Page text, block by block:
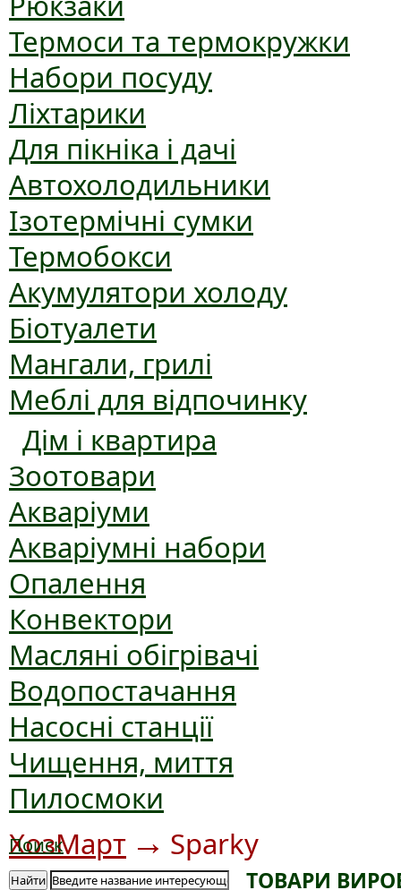
Термоси та термокружки
Набори посуду
Ліхтарики
Для пікніка і дачі
Автохолодильники
Ізотермічні сумки
Термобокси
Акумулятори холоду
Біотуалети
Мангали, грилі
Меблі для відпочинку
Дім і квартира
Зоотовари
Акваріуми
Акваріумні набори
Опалення
Конвектори
Масляні обігрівачі
Водопостачання
Насосні станції
Чищення, миття
Пилосмоки
Поиск
Найти
ХозМарт → Sparky
ТОВАРИ